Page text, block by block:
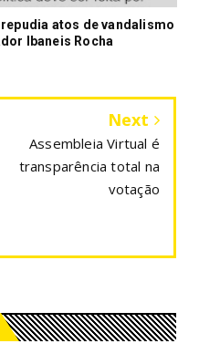
atos de vandalismo
Ibaneis Rocha
Next
Assembleia Virtual é
transparência total na
votação